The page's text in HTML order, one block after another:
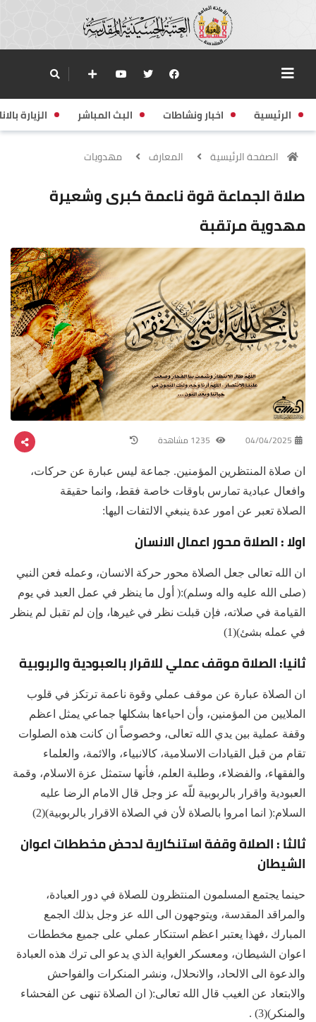
الرئيسية اخبار ونشاطات البث المباشر الزيارة
الصفحة الرئيسية المعارف مهدويات
صلاة الجماعة قوة ناعمة كبرى وشعيرة
مهدوية مرتقبة
04/04/2025
ان صلاة المنتظرين المؤمنين. جماعة ليس عبارة عن حركات،
وافعال عبادية تمارس باوقات خاصة فقط، وانما حقيقة
الصلاة تعبر عن امور عدة ينبغي الالتفات اليها:
اولا : الصلاة محور اعمال الانسان
ان الله تعالى جعل الصلاة محور حركة الانسان، وعمله فعن النبي
(صلى الله عليه واله وسلم):( أول ما ينظر في عمل العبد في يوم
القيامة في صلاته، فإن قبلت نظر في غيرها، وإن لم تقبل لم ينظر
في عمله بشئ)(1)
ثانيا: الصلاة موقف عملي للاقرار بالعبودية والربوبية
ان الصلاة عبارة عن موقف عملي وقوة ناعمة ترتكز في قلوب
الملايين من المؤمنين، وأن احياءها بشكلها جماعي يمثل اعظم
وقفة عملية بين يدي الله تعالى، وخصوصاً ان كانت هذه الصلوات
تقام من قبل القيادات الاسلامية، كالانبياء، والائمة، والعلماء
والفقهاء، والفضلاء، وطلبة العلم، فأنها ستمثل عزة الاسلام، وقمة
العبودية واقرار بالربوبية للّه عز وجل قال الامام الرضا عليه
السلام:( انما امروا بالصلاة لأن في الصلاة الاقرار بالربوبية)(2)
ثالثا : الصلاة وقفة استنكارية لدحض مخططات اعوان
الشيطان
حينما يجتمع المسلمون المنتظرون للصلاة في دور العبادة،
والمراقد المقدسة، ويتوجهون الى الله عز وجل بذلك الجمع
المبارك ،فهذا يعتبر اعظم استنكار عملي على جميع مخططات
اعوان الشيطان، ومعسكر الغواية الذي يدعو الى ترك هذه العبادة
والدعوة الى الالحاد، والانحلال، ونشر المنكرات والفواحش
والابتعاد عن الغيب قال الله تعالى:( ان الصلاة تنهى عن الفحشاء
والمنكر)(3) .